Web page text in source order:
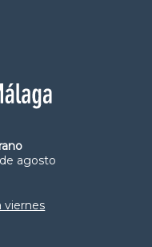
agosto
viernes